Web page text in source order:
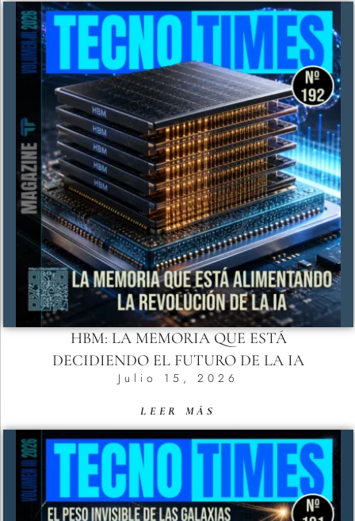
HBM: LA MEMORIA QUE ESTÁ
DECIDIENDO EL FUTURO DE LA IA
Julio 15, 2026
LEER MÁS